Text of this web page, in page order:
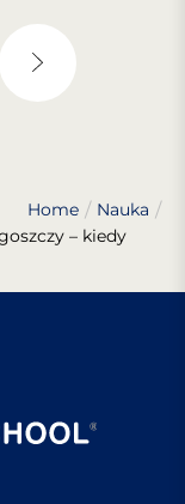
Home
Nauka
– kiedy